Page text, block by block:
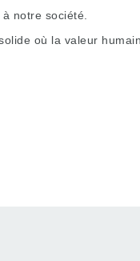
notre société.
où la valeur